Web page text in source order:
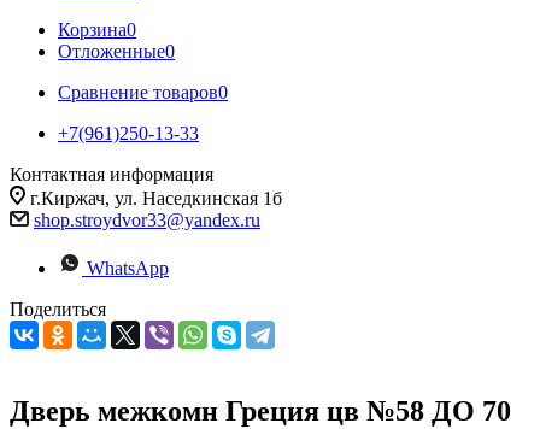
Корзина0
Отложенные0
Сравнение товаров0
+7(961)250-13-33
Контактная информация
г.Киржач, ул. Наседкинская 1б
shop.stroydvor33@yandex.ru
WhatsApp
Поделиться
Дверь межкомн Греция цв №58 ДО 70